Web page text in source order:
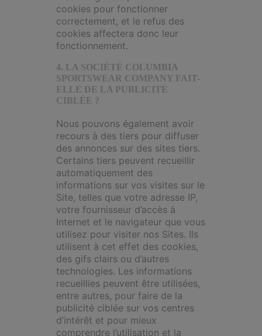
cookies pour fonctionner
correctement, et le refus des
cookies affectera donc leur
fonctionnement.
4. LA SOCIÉTÉ COLUMBIA
SPORTSWEAR COMPANY FAIT-
ELLE DE LA PUBLICITÉ
CIBLÉE ?
Nous pouvons également avoir
recours à des tiers pour diffuser
des annonces sur des sites tiers.
Certains tiers peuvent recueillir
automatiquement des
informations sur vos visites sur le
Site, telles que votre adresse IP,
votre fournisseur d’accès à
Internet et le navigateur que vous
utilisez pour visiter nos Sites. Ils
utilisent à cet effet des cookies,
des gifs clairs ou d’autres
technologies. Les informations
recueillies peuvent être utilisées,
entre autres, pour faire de la
publicité ciblée sur vos centres
d’intérêt et pour mieux
comprendre l’utilisation et la